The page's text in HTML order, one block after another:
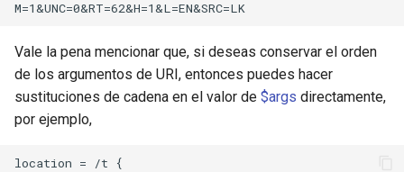
Vale la pena mencionar que, si deseas conservar el orden
de los argumentos de URI, entonces puedes hacer
sustituciones de cadena en el valor de $args directamente,
por ejemplo,
location = /t {